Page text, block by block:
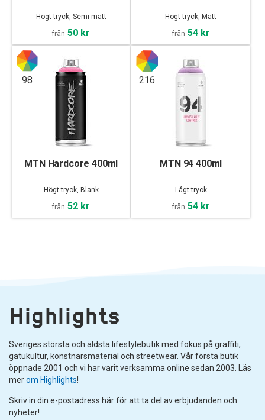
Högt tryck, Semi-matt
från 50 kr
Högt tryck, Matt
från 54 kr
98
MTN Hardcore 400ml
Högt tryck, Blank
från 52 kr
216
MTN 94 400ml
Lågt tryck
från 54 kr
Highlights
Sveriges största och äldsta lifestylebutik med fokus på graffiti,
gatukultur, konstnärsmaterial och streetwear. Vår första butik
öppnade 2001 och vi har varit verksamma online sedan 2003. Läs
merom Highlights!
Skriv in din e-postadress här för att ta del av erbjudanden och
nyheter!